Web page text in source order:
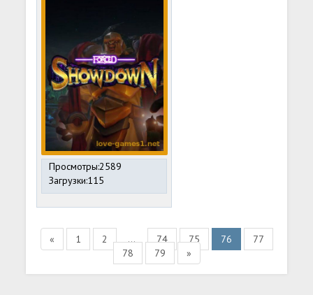
Просмотры:2589
Загрузки:115
« 1 2 ... 74 75 76
77
78
79 »